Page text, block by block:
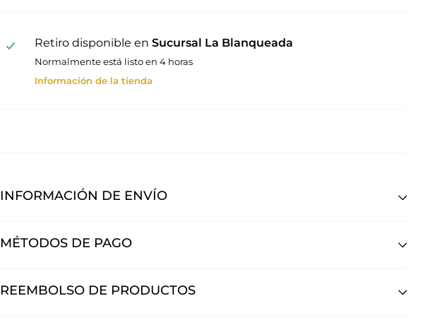
Retiro disponible en Sucursal La Blanqueada
Normalmente está listo en 4 horas
Información de la tienda
INFORMACIÓN DE ENVÍO
MÉTODOS DE PAGO
REEMBOLSO DE PRODUCTOS